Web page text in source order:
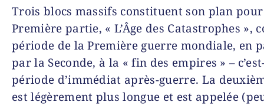
Trois blocs massifs constituent son plan
Première partie, « L’Âge des Catastrophes »,
période de la Première guerre mondiale, en
par la Seconde, à la « fin des empires » –
période d’immédiat après-guerre. La
est légèrement plus longue et est appelée